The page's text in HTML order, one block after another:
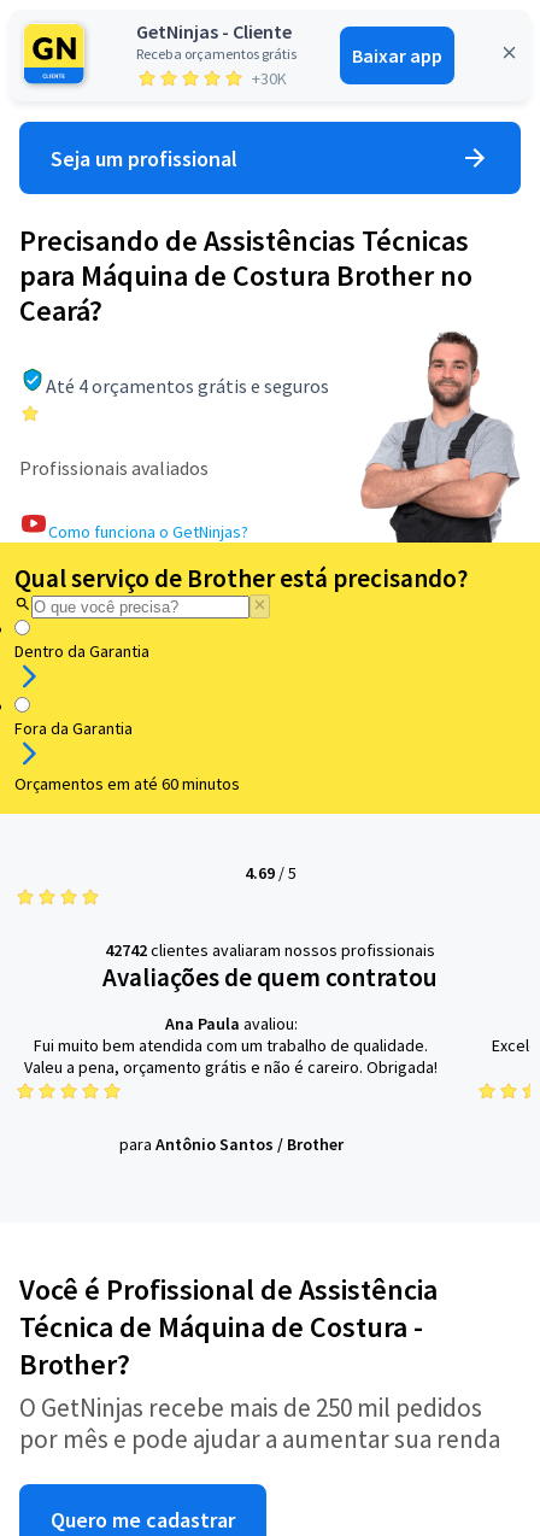
GetNinjas - Cliente
Receba orçamentos grátis
+30K
Baixar app
Entrar
Seja um profissional
Precisando de Assistências Técnicas
para Máquina de Costura Brother no
Ceará?
Até 4 orçamentos grátis e seguros
Profissionais avaliados
Como funciona o GetNinjas?
Qual serviço de Brother está precisando?
Dentro da Garantia
Fora da Garantia
Orçamentos em até 60 minutos
4.69/5
42742clientes avaliaram nossos profissionais
Avaliações de quem contratou
Ana Paula avaliou:
Fui muito bem atendida com um trabalho de qualidade.
Valeu a pena, orçamento grátis e não é careiro. Obrigada!
para Antônio Santos / Brother
Você é Profissional de Assistência
Técnica de Máquina de Costura -
Brother?
O GetNinjas recebe mais de 250 mil pedidos
por mês e pode ajudar a aumentar sua renda
Quero me cadastrar